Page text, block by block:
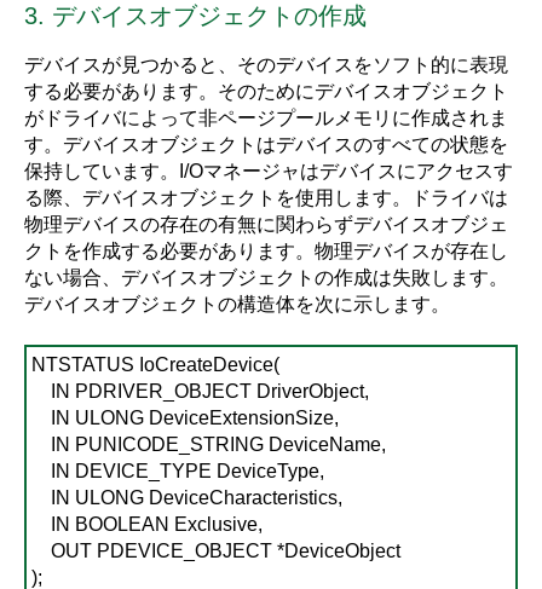
3. デバイスオブジェクトの作成
デバイスが見つかると、そのデバイスをソフト的に表現
する必要があります。そのためにデバイスオブジェクト
がドライバによって非ページプールメモリに作成されま
す。デバイスオブジェクトはデバイスのすべての状態を
保持しています。I/Oマネージャはデバイスにアクセスす
る際、デバイスオブジェクトを使用します。ドライバは
物理デバイスの存在の有無に関わらずデバイスオブジェ
クトを作成する必要があります。物理デバイスが存在し
ない場合、デバイスオブジェクトの作成は失敗します。
デバイスオブジェクトの構造体を次に示します。
NTSTATUS IoCreateDevice(
IN PDRIVER_OBJECT DriverObject,
IN ULONG DeviceExtensionSize,
IN PUNICODE_STRING DeviceName,
IN DEVICE_TYPE DeviceType,
IN ULONG DeviceCharacteristics,
IN BOOLEAN Exclusive,
OUT PDEVICE_OBJECT *DeviceObject
);